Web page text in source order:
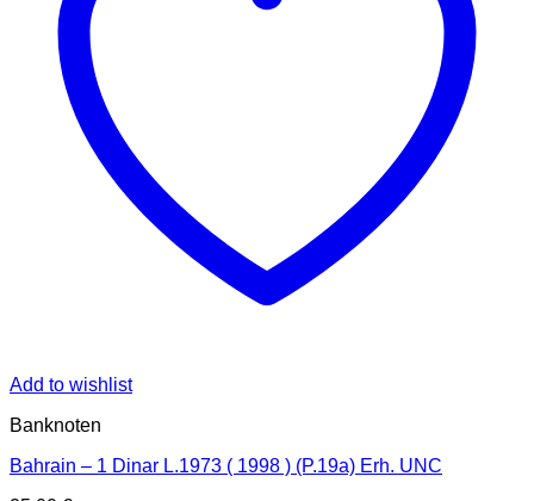
Add to wishlist
Banknoten
Bahrain – 1 Dinar L.1973 ( 1998 ) (P.19a) Erh. UNC